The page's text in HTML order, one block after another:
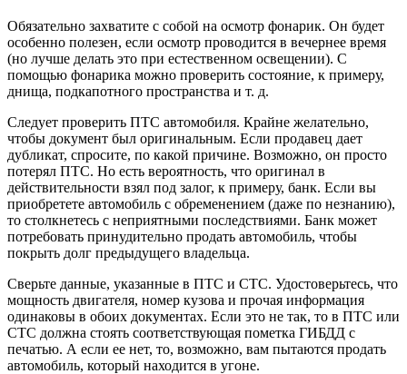
Обязательно захватите с собой на осмотр фонарик. Он будет
особенно полезен, если осмотр проводится в вечернее время
(но лучше делать это при естественном освещении). С
помощью фонарика можно проверить состояние, к примеру,
днища, подкапотного пространства и т. д.
Следует проверить ПТС автомобиля. Крайне желательно,
чтобы документ был оригинальным. Если продавец дает
дубликат, спросите, по какой причине. Возможно, он просто
потерял ПТС. Но есть вероятность, что оригинал в
действительности взял под залог, к примеру, банк. Если вы
приобретете автомобиль с обременением (даже по незнанию),
то столкнетесь с неприятными последствиями. Банк может
потребовать принудительно продать автомобиль, чтобы
покрыть долг предыдущего владельца.
Сверьте данные, указанные в ПТС и СТС. Удостоверьтесь, что
мощность двигателя, номер кузова и прочая информация
одинаковы в обоих документах. Если это не так, то в ПТС или
СТС должна стоять соответствующая пометка ГИБДД с
печатью. А если ее нет, то, возможно, вам пытаются продать
автомобиль, который находится в угоне.